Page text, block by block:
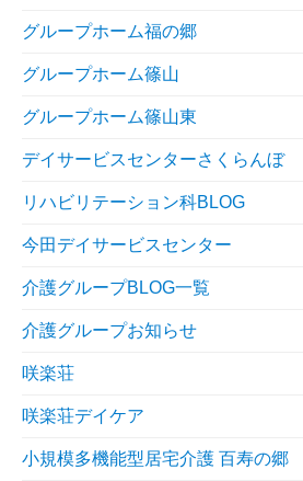
グループホーム福の郷
グループホーム篠山
グループホーム篠山東
デイサービスセンターさくらんぼ
リハビリテーション科BLOG
今田デイサービスセンター
介護グループBLOG一覧
介護グループお知らせ
咲楽荘
咲楽荘デイケア
小規模多機能型居宅介護 百寿の郷